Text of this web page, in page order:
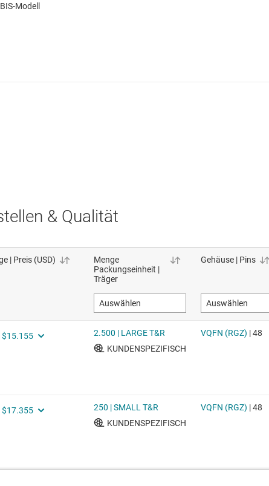
Modell
& Qualität